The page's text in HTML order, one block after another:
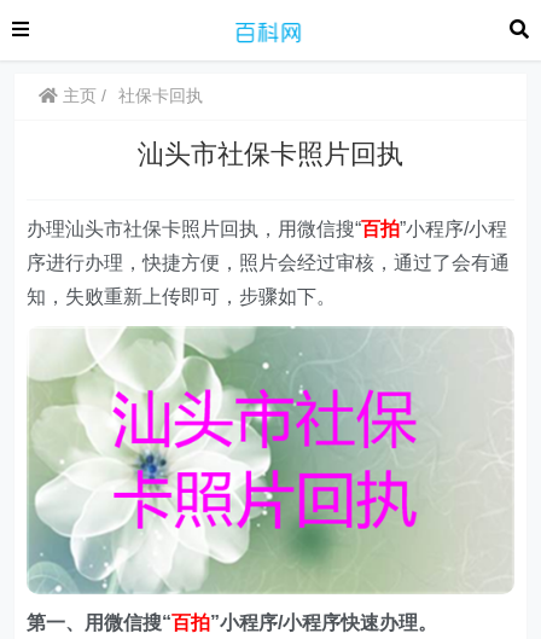
主页 社保卡回执
汕头市社保卡照片回执
办理汕头市社保卡照片回执，用微信搜“百拍”小程序/小程
序进行办理，快捷方便，照片会经过审核，通过了会有通
知，失败重新上传即可，步骤如下。
第一、用微信搜“百拍”小程序/小程序快速办理。